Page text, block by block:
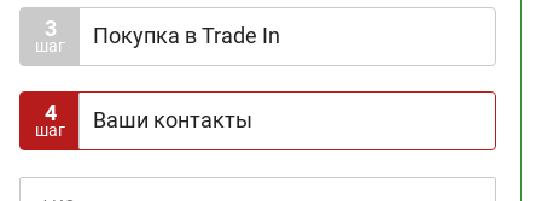
3
шаг Покупка в Trade In
4
шаг Ваши контакты